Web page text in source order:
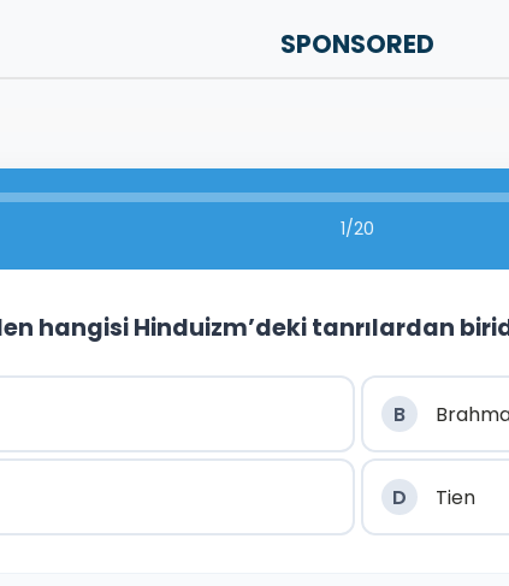
SPONSORED
1/20
hangisi Hinduizm’deki tanrılardan
B
D Tien